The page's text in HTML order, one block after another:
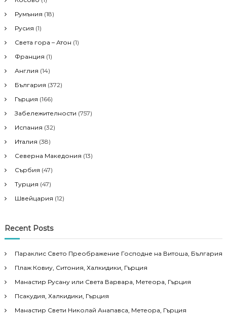
v
i
g
a
t
i
o
n
r
Румъния (18)
Русия (1)
Света гора – Атон (1)
Франция (1)
Англия (14)
България (372)
Гърция (166)
Забележителности (757)
Испания (32)
Италия (38)
Северна Македония (13)
Сърбия (47)
Турция (47)
Швейцария (12)
Recent Posts
Параклис Свето Преображение Господне на Витоша, България
Плаж Ковиу, Ситония, Халкидики, Гърция
Манастир Русану или Света Варвара, Метеора, Гърция
Псакудия, Халкидики, Гърция
Манастир Свети Николай Анапавса, Метеора, Гърция